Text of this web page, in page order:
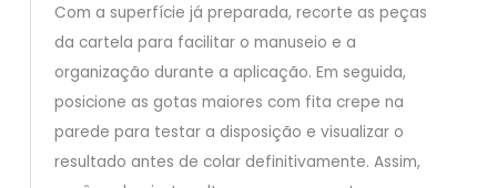
Com a superfície já preparada, recorte as peças
da cartela para facilitar o manuseio e a
organização durante a aplicação. Em seguida,
posicione as gotas maiores com fita crepe na
parede para testar a disposição e visualizar o
resultado antes de colar definitivamente. Assim,